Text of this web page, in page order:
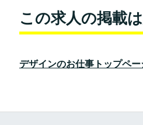
この求人の掲載
デザインのお仕事トップペー